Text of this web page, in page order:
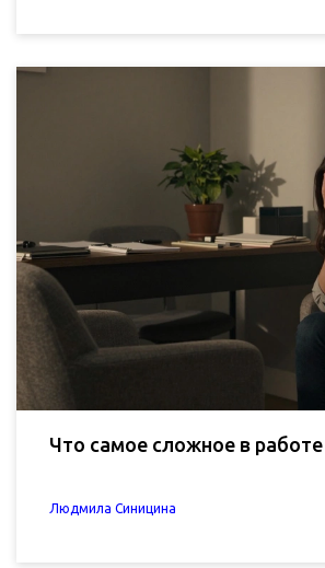
Что самое сложное в работе
Людмила Синицина